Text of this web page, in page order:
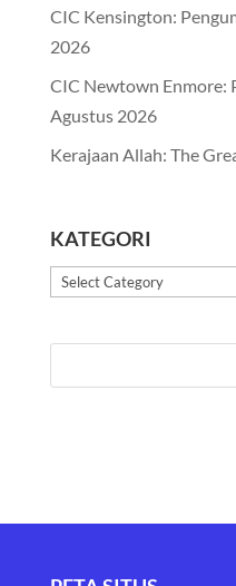
CIC Kensington:
2026
CIC Newtown Enmore:
Agustus 2026
Kerajaan Allah: The
KATEGORI
Kategori